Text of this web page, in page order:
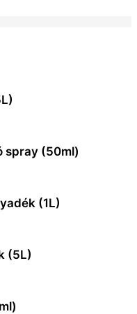
spray (50ml)
(1L)
(5L)